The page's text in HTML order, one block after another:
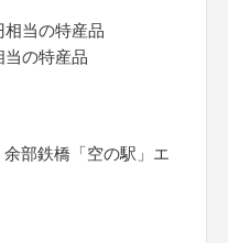
当の特産品
の特産品
部鉄橋「空の駅」エ